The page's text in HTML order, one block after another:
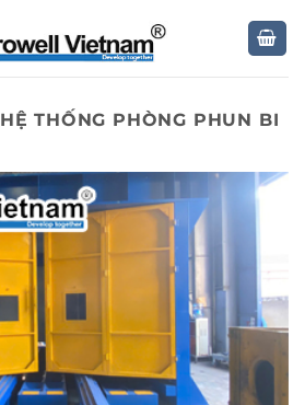
HỆ THỐNG PHÒNG PHUN BI